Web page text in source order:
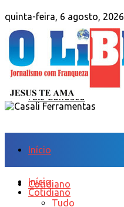
quinta-feira, 6 agosto, 2026
Sobre Nós
Anuncie
Fale Conosco
Início
Cotidiano
Início
Cotidiano
Tudo